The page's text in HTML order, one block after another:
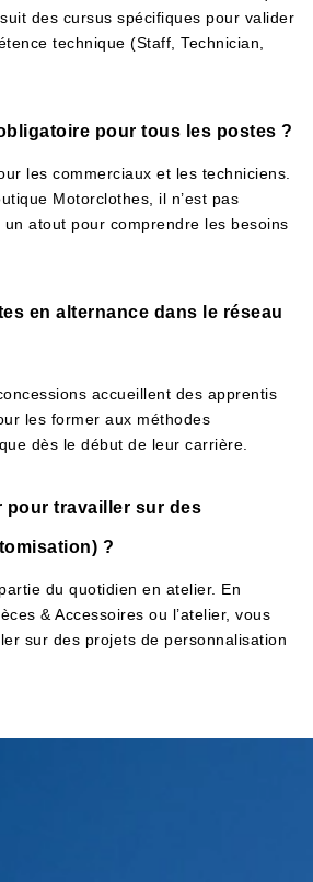
des cursus spécifiques pour valider
technique (Staff, Technician,
pour tous les postes ?
les commerciaux et les techniciens.
Motorclothes, il n’est pas
atout pour comprendre les besoins
en alternance dans le réseau
accueillent des apprentis
les former aux méthodes
dès le début de leur carrière.
pour travailler sur des
?
du quotidien en atelier. En
& Accessoires ou l’atelier, vous
sur des projets de personnalisation